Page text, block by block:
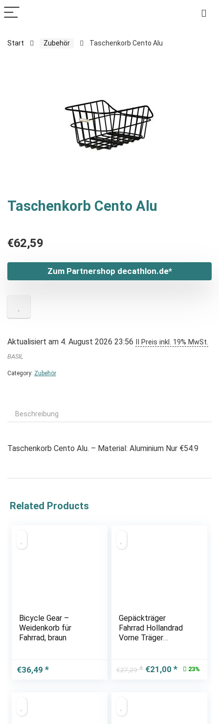
Start Zubehör Taschenkorb Cento Alu
Taschenkorb Cento Alu
€62,59
Zum Partnershop decathlon.de*
Aktualisiert am 4. August 2026 23:56 II Preis inkl. 19% MwSt.
BASIL
Category: Zubehör
Beschreibung
Taschenkorb Cento Alu. – Material: Aluminium Nur €54.9
Related Products
Bicycle Gear –
Weidenkorb für
Fahrrad, braun
€36,49
Gepäckträger
Fahrrad Hollandrad
Vorne Träger
€27,29
Ursprünglicher
€21,00
Aktueller
23%